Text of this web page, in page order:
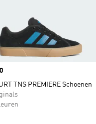
TNS PREMIERE Schoenen